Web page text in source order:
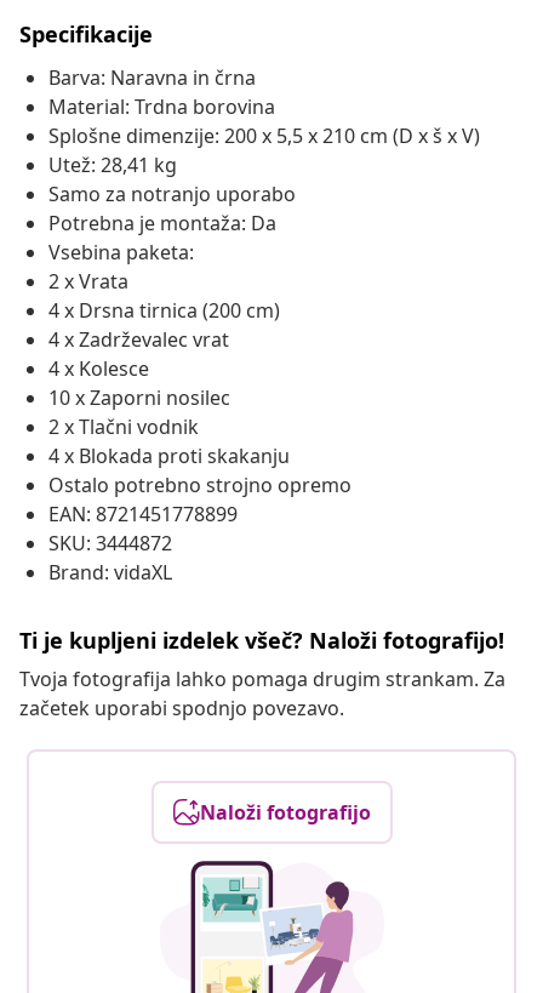
Specifikacije
Barva: Naravna in črna
Material: Trdna borovina
Splošne dimenzije: 200 x 5,5 x 210 cm (D x š x V)
Utež: 28,41 kg
Samo za notranjo uporabo
Potrebna je montaža: Da
Vsebina paketa:
2 x Vrata
4 x Drsna tirnica (200 cm)
4 x Zadrževalec vrat
4 x Kolesce
10 x Zaporni nosilec
2 x Tlačni vodnik
4 x Blokada proti skakanju
Ostalo potrebno strojno opremo
EAN: 8721451778899
SKU: 3444872
Brand: vidaXL
Ti je kupljeni izdelek všeč? Naloži fotografijo!
Tvoja fotografija lahko pomaga drugim strankam. Za
začetek uporabi spodnjo povezavo.
Naloži fotografijo